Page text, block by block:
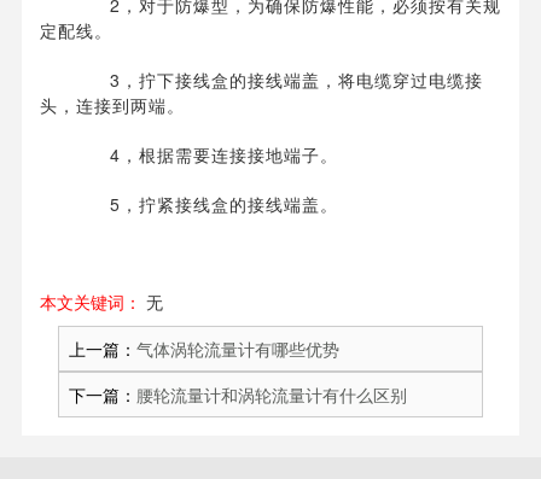
2，对于防爆型，为确保防爆性能，必须按有关规
定配线。
3，拧下接线盒的接线端盖，将电缆穿过电缆接
头，连接到两端。
4，根据需要连接接地端子。
5，拧紧接线盒的接线端盖。
本文关键词： 无
上一篇： 气体涡轮流量计有哪些优势
下一篇： 腰轮流量计和涡轮流量计有什么区别